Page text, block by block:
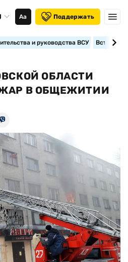
Аа Поддержать
и руководства ВСУ
ОБЛАСТИ
В ОБЩЕЖИТИИ